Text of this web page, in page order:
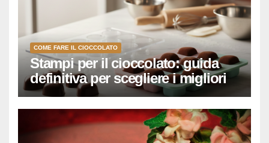
COME FARE IL CIOCCOLATO
Stampi per il cioccolato: guida
definitiva per scegliere i migliori
(policarbonato, silicone, cuori,
tavolette)